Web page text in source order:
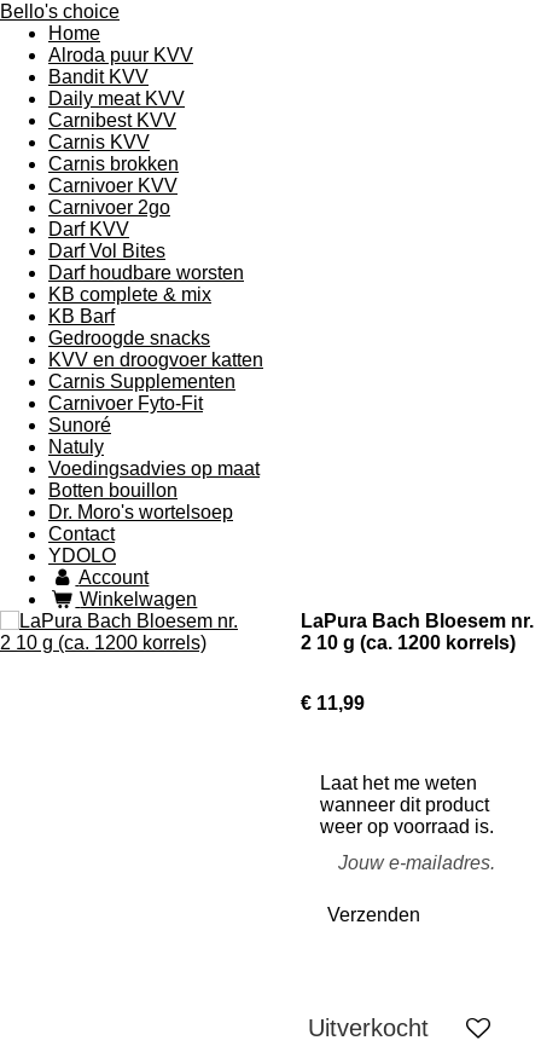
Bello's choice
Home
Alroda puur KVV
Bandit KVV
Daily meat KVV
Carnibest KVV
Carnis KVV
Carnis brokken
Carnivoer KVV
Carnivoer 2go
Darf KVV
Darf Vol Bites
Darf houdbare worsten
KB complete & mix
KB Barf
Gedroogde snacks
KVV en droogvoer katten
Carnis Supplementen
Carnivoer Fyto-Fit
Sunoré
Natuly
Voedingsadvies op maat
Botten bouillon
Dr. Moro's wortelsoep
Contact
YDOLO
Account
Winkelwagen
LaPura Bach Bloesem nr.
2 10 g (ca. 1200 korrels)
€ 11,99
Laat het me weten
wanneer dit product
weer op voorraad is.
Verzenden
Uitverkocht